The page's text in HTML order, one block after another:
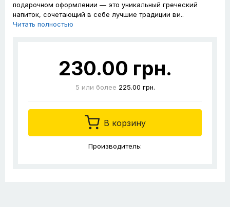
подарочном оформлении — это уникальный греческий
напиток, сочетающий в себе лучшие традиции ви..
Читать полностью
230.00 грн.
5 или более 225.00 грн.
В корзину
Производитель: